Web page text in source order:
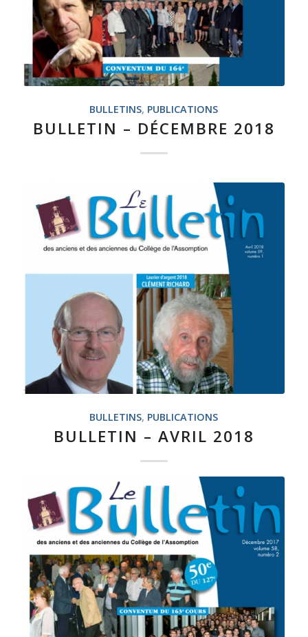
BULLETINS, PUBLICATIONS
BULLETIN – DÉCEMBRE 2018
BULLETINS, PUBLICATIONS
BULLETIN – AVRIL 2018